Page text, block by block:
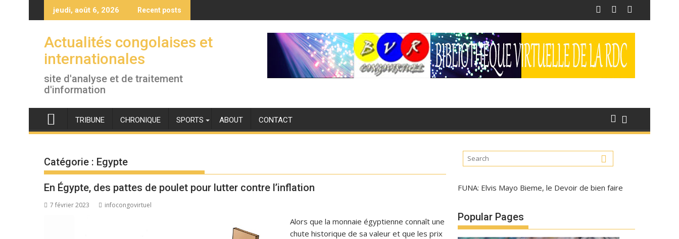
to
jeudi, août 6, 2026 Recent posts
Actualités congolaises et
internationales
site d'analyse et de traitement
d'information
TRIBUNE CHRONIQUE SPORTS ABOUT CONTACT
Catégorie : Egypte
En Égypte, des pattes de poulet pour lutter contre l’inflation
7 février 2023 infocongovirtuel
Alors que la monnaie égyptienne connaît une
chute historique de sa valeur et que les prix
FUNA: Elvis Mayo Bieme, le Devoir de bien faire
Popular Pages